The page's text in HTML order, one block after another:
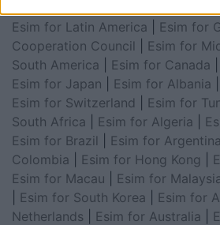
Esim for Latin America
Esim for
Cooperation Council
Esim for
South America
Esim for Canada
Esim for Japan
Esim for Albania
Esim for Switzerland
Esim for
South Africa
Esim for Algeria
Esim for Brazil
Esim for Argentina
Colombia
Esim for Hong Kong
Esim for Macau
Esim for
Esim for South Korea Esim for
Netherlands
Esim for Australia